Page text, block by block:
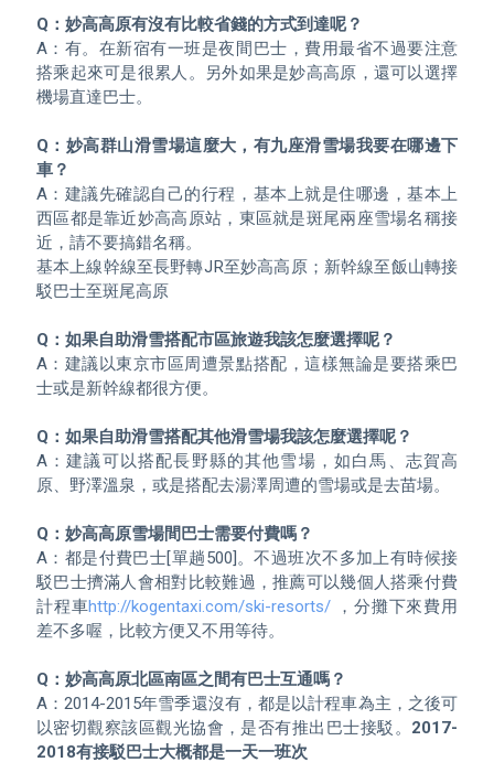
Q：妙高高原有沒有比較省錢的方式到達呢？
A：有。在新宿有一班是夜間巴士，費用最省不過要注意
搭乘起來可是很累人。另外如果是妙高高原，還可以選擇
機場直達巴士。
Q：妙高群山滑雪場這麼大，有九座滑雪場我要在哪邊下
車？
A：建議先確認自己的行程，基本上就是住哪邊，基本上
西區都是靠近妙高高原站，東區就是斑尾兩座雪場名稱接
近，請不要搞錯名稱。
基本上線幹線至長野轉JR至妙高高原；新幹線至飯山轉接
駁巴士至斑尾高原
Q：如果自助滑雪搭配市區旅遊我該怎麼選擇呢？
A：建議以東京市區周遭景點搭配，這樣無論是要搭乘巴
士或是新幹線都很方便。
Q：如果自助滑雪搭配其他滑雪場我該怎麼選擇呢？
A：建議可以搭配長野縣的其他雪場，如白馬、志賀高
原、野澤溫泉，或是搭配去湯澤周遭的雪場或是去苗場。
Q：妙高高原雪場間巴士需要付費嗎？
A：都是付費巴士[單趟500]。不過班次不多加上有時候接
駁巴士擠滿人會相對比較難過，推薦可以幾個人搭乘付費
計程車http://kogentaxi.com/ski-resorts/ ，分攤下來費用
差不多喔，比較方便又不用等待。
Q：妙高高原北區南區之間有巴士互通嗎？
A：2014-2015年雪季還沒有，都是以計程車為主，之後可
以密切觀察該區觀光協會，是否有推出巴士接駁。 2017-
2018有接駁巴士大概都是一天一班次